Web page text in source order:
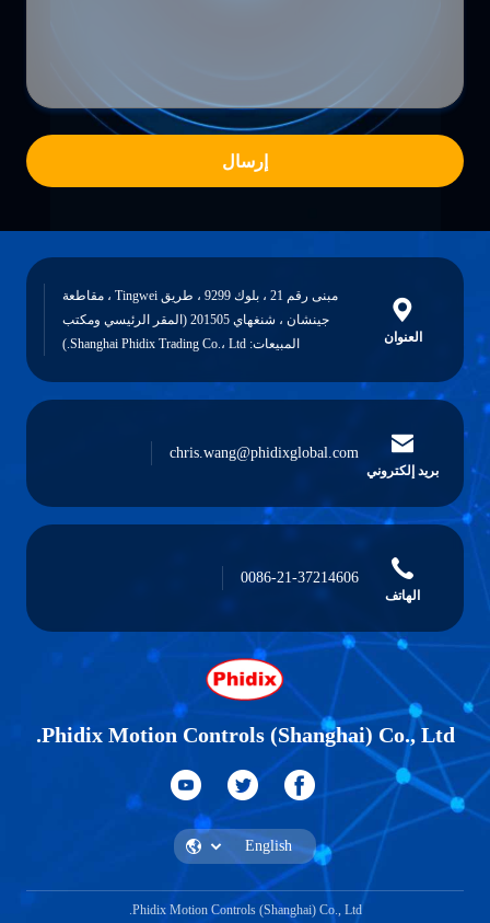
إرسال
العنوان
مبنى رقم 21 ، بلوك 9299 ، طريق Tingwei ، مقاطعة
جينشان ، شنغهاي 201505 (المقر الرئيسي ومكتب
المبيعات: Shanghai Phidix Trading Co.، Ltd.)
بريد إلكتروني
chris.wang@phidixglobal.com
الهاتف
0086-21-37214606
Phidix Motion Controls (Shanghai) Co., Ltd.
Phidix Motion Controls (Shanghai) Co., Ltd.